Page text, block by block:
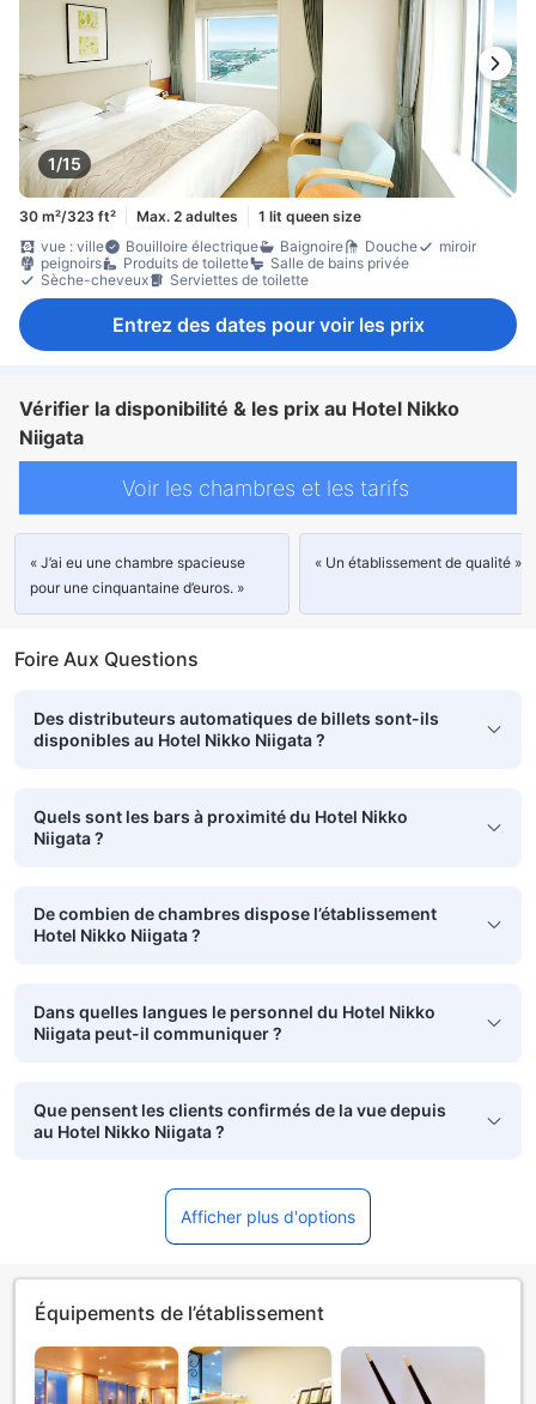
1/15
30 m²/323 ft² Max. 2 adultes
1 lit queen size
vue : ville
Bouilloire électrique Baignoire Douche
miroir
peignoirs
Produits de toilette
Salle de bains privée
Sèche-cheveux
Serviettes de toilette
Entrez des dates pour voir les prix
Vérifier la disponibilité & les prix au Hotel Nikko
Niigata
Voir les chambres et les tarifs
« J’ai eu une chambre spacieuse
pour une cinquantaine d’euros. »
« Un établissement de qualité »
Foire Aux Questions
Des distributeurs automatiques de billets sont-ils
disponibles au Hotel Nikko Niigata ?
Quels sont les bars à proximité du Hotel Nikko
Niigata ?
De combien de chambres dispose l’établissement
Hotel Nikko Niigata ?
Dans quelles langues le personnel du Hotel Nikko
Niigata peut-il communiquer ?
Que pensent les clients confirmés de la vue depuis
au Hotel Nikko Niigata ?
Afficher plus d'options
Équipements de l’établissement